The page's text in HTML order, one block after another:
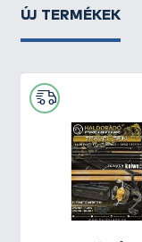
ÚJ TERMÉKEK